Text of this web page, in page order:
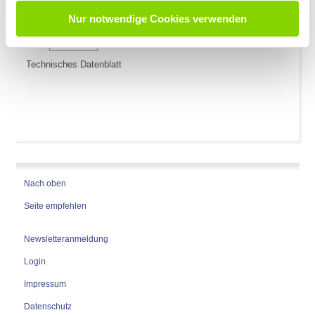
Nur notwendige Cookies verwenden
Technisches Datenblatt
Nach oben
Seite empfehlen
Newsletteranmeldung
Login
Impressum
Datenschutz